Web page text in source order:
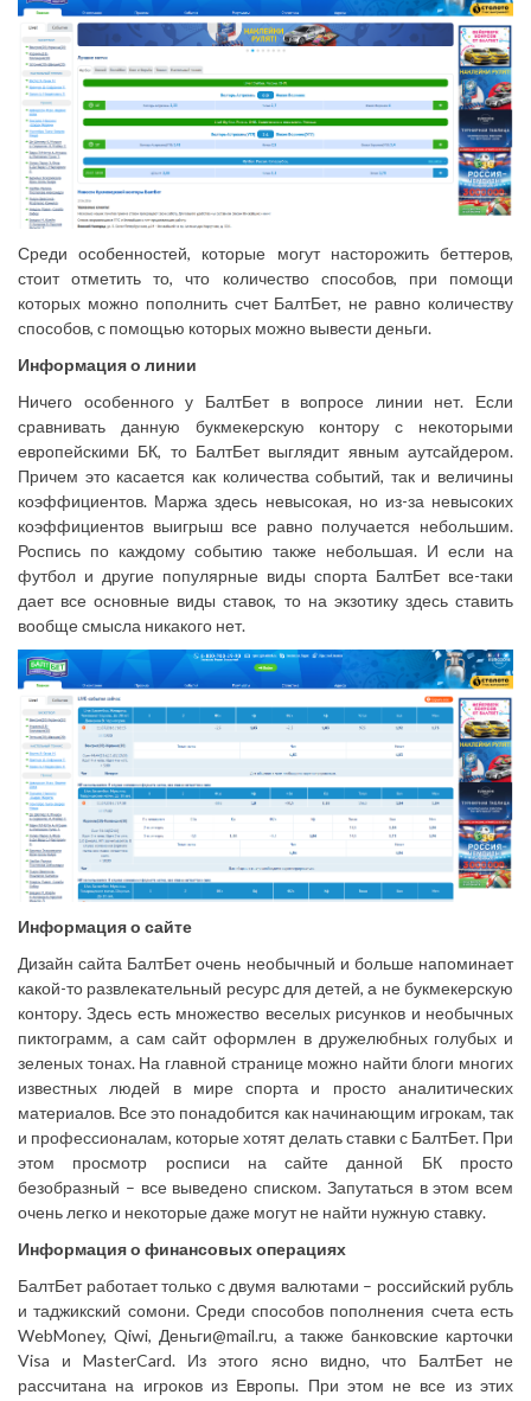
Среди особенностей, которые могут насторожить беттеров,
стоит отметить то, что количество способов, при помощи
которых можно пополнить счет БалтБет, не равно количеству
способов, с помощью которых можно вывести деньги.
Информация о линии
Ничего особенного у БалтБет в вопросе линии нет. Если
сравнивать данную букмекерскую контору с некоторыми
европейскими БК, то БалтБет выглядит явным аутсайдером.
Причем это касается как количества событий, так и величины
коэффициентов. Маржа здесь невысокая, но из-за невысоких
коэффициентов выигрыш все равно получается небольшим.
Роспись по каждому событию также небольшая. И если на
футбол и другие популярные виды спорта БалтБет все-таки
дает все основные виды ставок, то на экзотику здесь ставить
вообще смысла никакого нет.
Информация о сайте
Дизайн сайта БалтБет очень необычный и больше напоминает
какой-то развлекательный ресурс для детей, а не букмекерскую
контору. Здесь есть множество веселых рисунков и необычных
пиктограмм, а сам сайт оформлен в дружелюбных голубых и
зеленых тонах. На главной странице можно найти блоги многих
известных людей в мире спорта и просто аналитических
материалов. Все это понадобится как начинающим игрокам, так
и профессионалам, которые хотят делать ставки с БалтБет. При
этом просмотр росписи на сайте данной БК просто
безобразный – все выведено списком. Запутаться в этом всем
очень легко и некоторые даже могут не найти нужную ставку.
Информация о финансовых операциях
БалтБет работает только с двумя валютами – российский рубль
и таджикский сомони. Среди способов пополнения счета есть
WebMoney, Qiwi, Деньги@mail.ru, а также банковские карточки
Visa и MasterCard. Из этого ясно видно, что БалтБет не
рассчитана на игроков из Европы. При этом не все из этих